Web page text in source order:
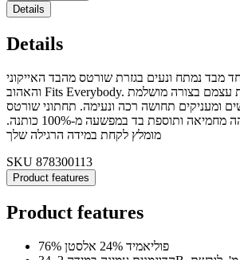
Details
Details
מבד נמתח ונעים בגזרת שורטס מהבד האייקוני
והאהוב Fits Everybody. התחתונים מתאימים את עצמם בצורה מושלמת
ומעניקים תחושה רכה ונעימה. תחתוני שורטס
עם גזרת מותן גבוהה מחמיאה ותוספת בד במפשעה מ-100% כותנה.
מומלץ לקחת במידה הרגילה שלך
SKU 878300113
Product features
Product features
76% פוליאמיד 24% אלסטן